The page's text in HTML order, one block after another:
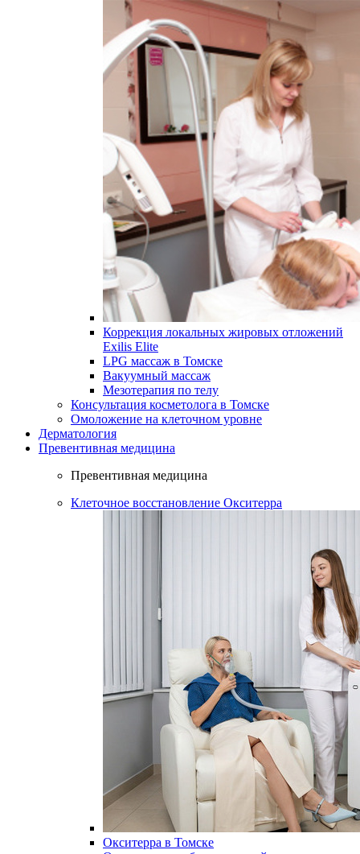
Коррекция локальных жировых отложений
Exilis Elite
LPG массаж в Томске
Вакуумный массаж
Мезотерапия по телу
Консультация косметолога в Томске
Омоложение на клеточном уровне
Дерматология
Превентивная медицина
Превентивная медицина
Клеточное восстановление Окситерра
Окситерра в Томске